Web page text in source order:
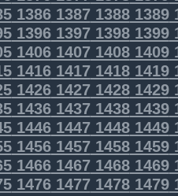
1386138713881389
1396139713981399
1406140714081409
1416141714181419
1426142714281429
1436143714381439
1446144714481449
1456145714581459
1466146714681469
1476147714781479